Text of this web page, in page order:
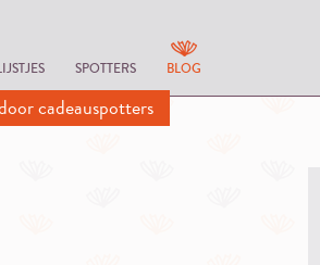
SPOTTERS BLOG
cadeauspotters